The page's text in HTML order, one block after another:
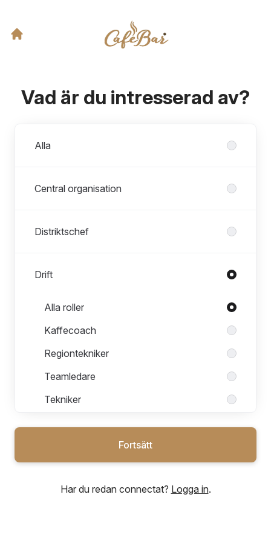
Vad är du intresserad av?
Alla
Central organisation
Distriktschef
Drift
Roller i DriftAlla roller
Kaffecoach
Regiontekniker
Teamledare
Tekniker
Fortsätt
Har du redan connectat? Logga in.